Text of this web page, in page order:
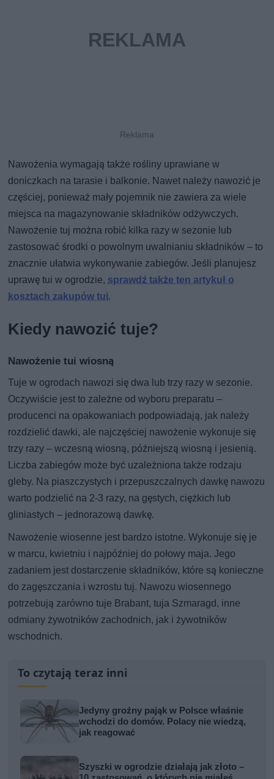
Nawożenia wymagają także rośliny uprawiane w
doniczkach na tarasie i balkonie. Nawet należy nawozić je
częściej, ponieważ mały pojemnik nie zawiera za wiele
miejsca na magazynowanie składników odżywczych.
Nawożenie tuj można robić kilka razy w sezonie lub
zastosować środki o powolnym uwalnianiu składników – to
znacznie ułatwia wykonywanie zabiegów. Jeśli planujesz
uprawę tui w ogrodzie, sprawdź także ten artykuł o
kosztach zakupów tui.
Kiedy nawozić tuje?
Nawożenie tui wiosną
Tuje w ogrodach nawozi się dwa lub trzy razy w sezonie.
Oczywiście jest to zależne od wyboru preparatu –
producenci na opakowaniach podpowiadają, jak należy
rozdzielić dawki, ale najczęściej nawożenie wykonuje się
trzy razy – wczesną wiosną, późniejszą wiosną i jesienią.
Liczba zabiegów może być uzależniona także rodzaju
gleby. Na piaszczystych i przepuszczalnych dawkę nawozu
warto podzielić na 2-3 razy, na gęstych, ciężkich lub
gliniastych – jednorazową dawkę.
Nawożenie wiosenne jest bardzo istotne. Wykonuje się je
w marcu, kwietniu i najpóźniej do połowy maja. Jego
zadaniem jest dostarczenie składników, które są konieczne
do zagęszczania i wzrostu tuj. Nawozu wiosennego
potrzebują zarówno tuje Brabant, tuja Szmaragd, inne
odmiany żywotników zachodnich, jak i żywotników
wschodnich.
To czytają teraz inni
Jedyny groźny pająk w Polsce właśnie
wchodzi do domów. Polacy nie wiedzą,
jak reagować
Szyszki w ogrodzie działają jak złoto –